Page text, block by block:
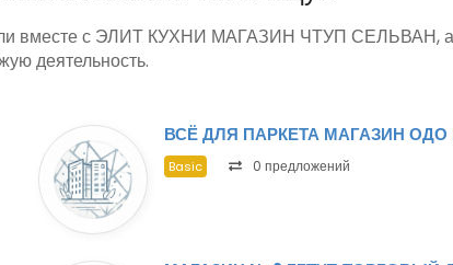
вместе с ЭЛИТ КУХНИ МАГАЗИН ЧТУП СЕЛЬВАН, а
деятельность.
ВСЁ ДЛЯ ПАРКЕТА МАГАЗИН ОДО
Basic 0 предложений